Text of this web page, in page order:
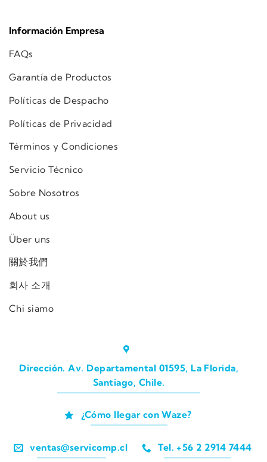
Información Empresa
FAQs
Garantía de Productos
Políticas de Despacho
Políticas de Privacidad
Términos y Condiciones
Servicio Técnico
Sobre Nosotros
About us
Über uns
關於我們
회사 소개
Chi siamo
Dirección. Av. Departamental 01595, La Florida,
Santiago, Chile.
¿Cómo llegar con Waze?
ventas@servicomp.cl Tel. +56 2 2914 7444